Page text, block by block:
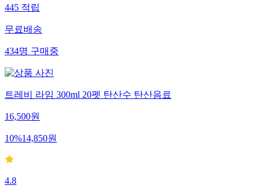
445 적립
무료배송
434명 구매중
트레비 라임 300ml 20펫 탄산수 탄산음료
16,500원
10%14,850원
4.8